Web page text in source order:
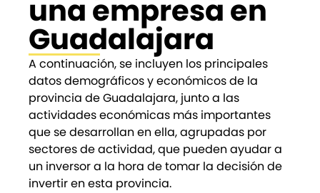
una empresa en
Guadalajara
A continuación, se incluyen los principales
datos demográficos y económicos de la
provincia de Guadalajara, junto a las
actividades económicas más importantes
que se desarrollan en ella, agrupadas por
sectores de actividad, que pueden ayudar a
un inversor a la hora de tomar la decisión de
invertir en esta provincia.